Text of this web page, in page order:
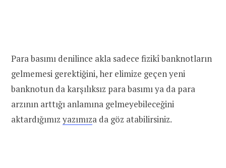
Para basımı denilince akla sadece fizikî banknotların
gelmemesi gerektiğini, her elimize geçen yeni
banknotun da karşılıksız para basımı ya da para
arzının arttığı anlamına gelmeyebileceğini
aktardığımız yazımıza da göz atabilirsiniz.